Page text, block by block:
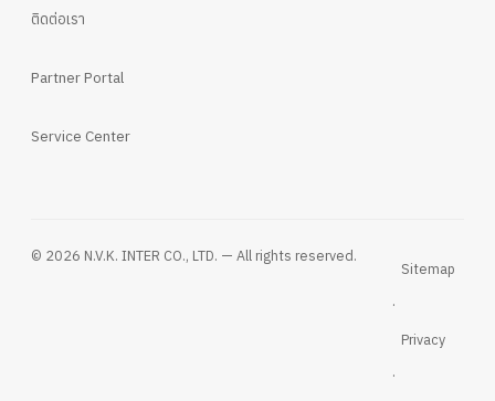
ติดต่อเรา
Partner Portal
Service Center
© 2026 N.V.K. INTER CO., LTD. — All rights reserved.
Sitemap
·
Privacy
·